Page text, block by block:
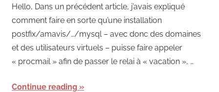
Hello, Dans un précédent article, j’avais expliqué
comment faire en sorte qu’une installation
postfix/amavis/…/mysql – avec donc des domaines
et des utilisateurs virtuels – puisse faire appeler
« procmail » afin de passer le relai à « vacation », …
Continue reading